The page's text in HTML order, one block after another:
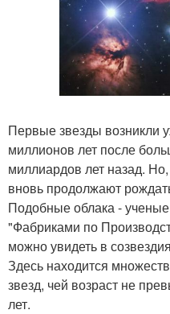
Первые звезды возникли
миллионов лет после
миллиардов лет назад.
вновь продолжают
Подобные облака -
"Фабриками по
можно увидеть в
Здесь находится
звезд, чей возраст не
лет.